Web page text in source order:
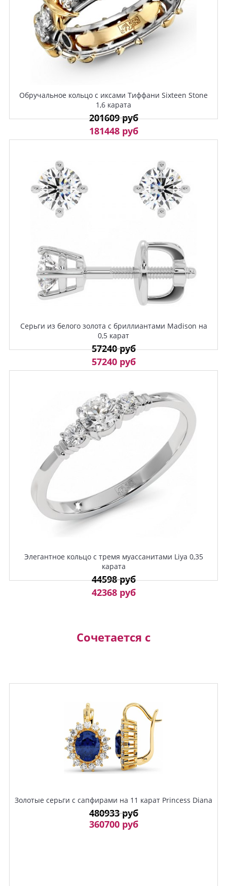
Обручальное кольцо с иксами Тиффани Sixteen Stone
1,6 карата
201609 руб
181448 руб
Серьги из белого золота с бриллиантами Madison на
0,5 карат
57240 руб
57240 руб
Элегантное кольцо с тремя муассанитами Liya 0,35
карата
44598 руб
42368 руб
Сочетается с
Золотые серьги с сапфирами на 11 карат Princess Diana
480933 руб
360700 руб